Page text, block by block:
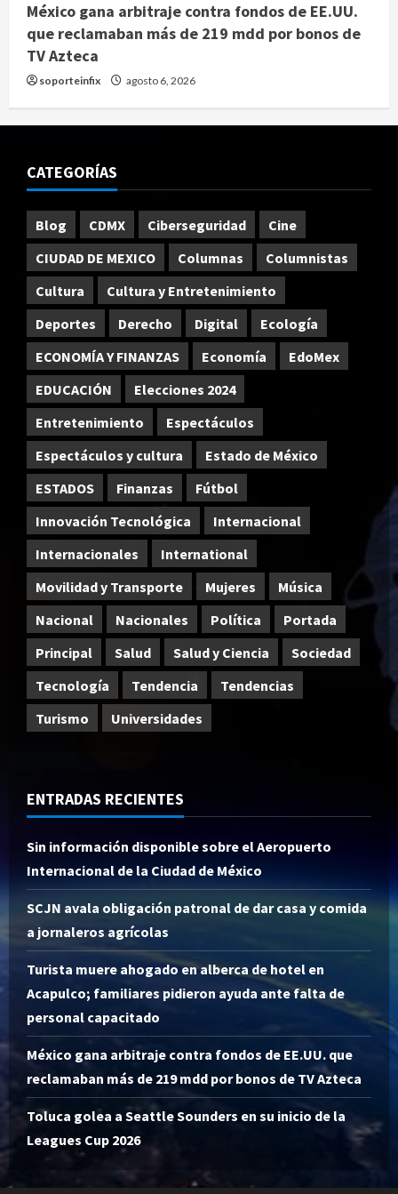
México gana arbitraje contra fondos de EE.UU.
que reclamaban más de 219 mdd por bonos de
TV Azteca
soporteinfix agosto 6, 2026
CATEGORÍAS
Blog CDMX Ciberseguridad
Cine
CIUDAD DE MEXICO
Columnas
Columnistas
Cultura
Cultura y Entretenimiento
Deportes
Derecho Digital
Ecología
ECONOMÍA Y FINANZAS
Economía
EdoMex
EDUCACIÓN
Elecciones 2024
Entretenimiento
Espectáculos
Espectáculos y cultura
Estado de México
ESTADOS
Finanzas
Fútbol
Innovación Tecnológica
Internacional
Internacionales
International
Movilidad y Transporte
Mujeres
Música
Nacional
Nacionales Política
Portada
Principal
Salud Salud y Ciencia
Sociedad
Tecnología
Tendencia
Tendencias
Turismo
Universidades
ENTRADAS RECIENTES
Sin información disponible sobre el Aeropuerto
Internacional de la Ciudad de México
SCJN avala obligación patronal de dar casa y comida
a jornaleros agrícolas
Turista muere ahogado en alberca de hotel en
Acapulco; familiares pidieron ayuda ante falta de
personal capacitado
México gana arbitraje contra fondos de EE.UU. que
reclamaban más de 219 mdd por bonos de TV Azteca
Toluca golea a Seattle Sounders en su inicio de la
Leagues Cup 2026